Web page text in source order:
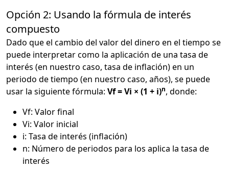
Opción 2: Usando la fórmula de interés
compuesto
Dado que el cambio del valor del dinero en el tiempo se
puede interpretar como la aplicación de una tasa de
interés (en nuestro caso, tasa de inflación) en un
periodo de tiempo (en nuestro caso, años), se puede
usar la siguiente fórmula: Vf = Vi × (1 + i)n, donde:
Vf: Valor final
Vi: Valor inicial
i: Tasa de interés (inflación)
n: Número de periodos para los aplica la tasa de
interés